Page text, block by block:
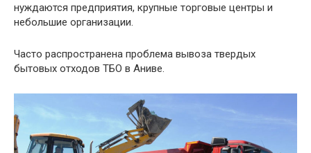
нуждаются предприятия, крупные торговые центры и
небольшие организации.
Часто распространена проблема вывоза твердых
бытовых отходов ТБО в Аниве.